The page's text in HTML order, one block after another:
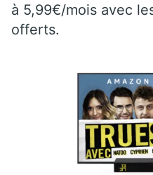
à 5,99€/mois avec
offerts.